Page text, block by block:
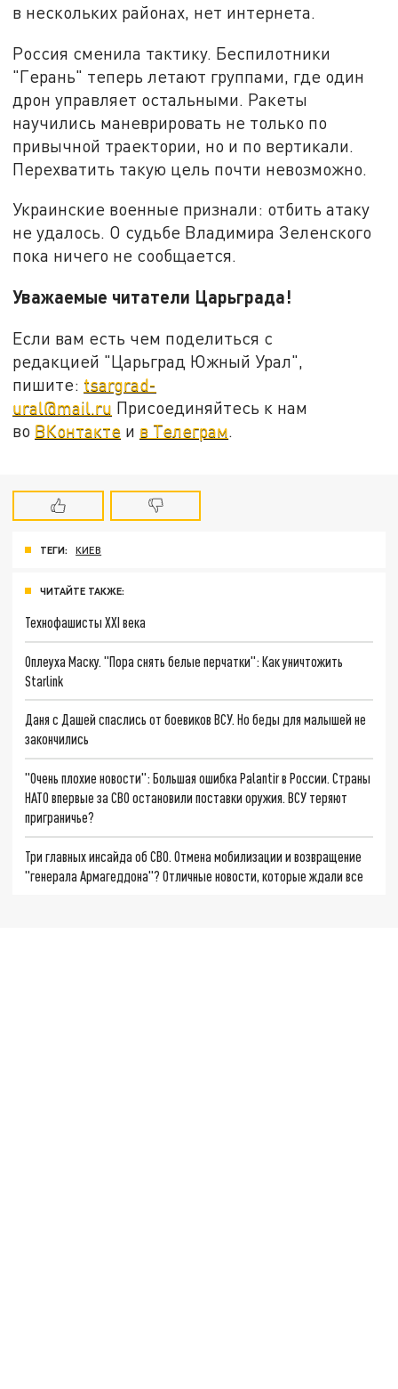
в нескольких районах, нет интернета.
Россия сменила тактику. Беспилотники
"Герань" теперь летают группами, где один
дрон управляет остальными. Ракеты
научились маневрировать не только по
привычной траектории, но и по вертикали.
Перехватить такую цель почти невозможно.
Украинские военные признали: отбить атаку
не удалось. О судьбе Владимира Зеленского
пока ничего не сообщается.
Уважаемые читатели Царьграда!
Если вам есть чем поделиться с
редакцией "Царьград Южный Урал",
пишите: tsargrad-
ural@mail.ru Присоединяйтесь к нам
во ВКонтакте и в Телеграм
ТЕГИ: КИЕВ
ЧИТАЙТЕ ТАКЖЕ:
Технофашисты XXI века
Оплеуха Маску. "Пора снять белые перчатки": Как уничтожить
Starlink
Даня с Дашей спаслись от боевиков ВСУ. Но беды для малышей не
закончились
"Очень плохие новости": Большая ошибка Palantir в России. Страны
НАТО впервые за СВО остановили поставки оружия. ВСУ теряют
приграничье?
Три главных инсайда об СВО. Отмена мобилизации и возвращение
"генерала Армагеддона"? Отличные новости, которые ждали все